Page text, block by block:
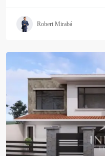
Robert Mirabá